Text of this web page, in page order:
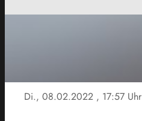
Di., 08.02.2022 , 17:57 Uhr